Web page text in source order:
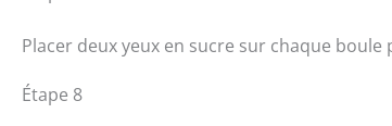
Placer deux yeux en sucre sur chaque
Étape 8